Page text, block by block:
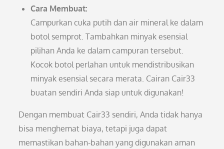
Cara Membuat:
Campurkan cuka putih dan air mineral ke dalam
botol semprot. Tambahkan minyak esensial
pilihan Anda ke dalam campuran tersebut.
Kocok botol perlahan untuk mendistribusikan
minyak esensial secara merata. Cairan Cair33
buatan sendiri Anda siap untuk digunakan!
Dengan membuat Cair33 sendiri, Anda tidak hanya
bisa menghemat biaya, tetapi juga dapat
memastikan bahan-bahan yang digunakan aman